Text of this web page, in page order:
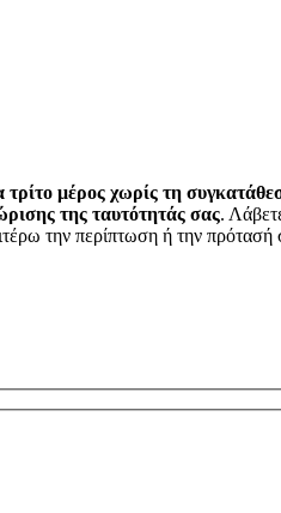
μέρος χωρίς τη
της ταυτότητάς σας.
την περίπτωση ή την πρότασή